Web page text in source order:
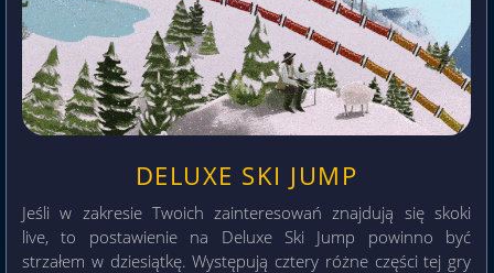
DELUXE SKI JUMP
Jeśli w zakresie Twoich zainteresowań znajdują się skoki
live, to postawienie na Deluxe Ski Jump powinno być
strzałem w dziesiątkę. Występują cztery różne części tej gry